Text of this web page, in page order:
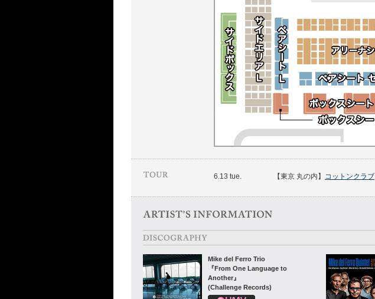
6.13 tue. 【東京 丸の内】 コットンクラブ
Mike del Ferro Trio
『From One Language to
Another』
(Challenge Records)